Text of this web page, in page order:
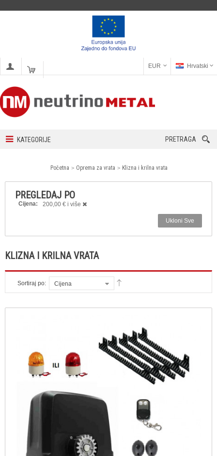
EUR Hrvatski
KATEGORIJE PRETRAGA
Početna Oprema za vrata Klizna i krilna vrata
PREGLEDAJ PO
Cijena: 200,00 € i više
Ukloni Sve
KLIZNA I KRILNA VRATA
Sortiraj po: Cijena